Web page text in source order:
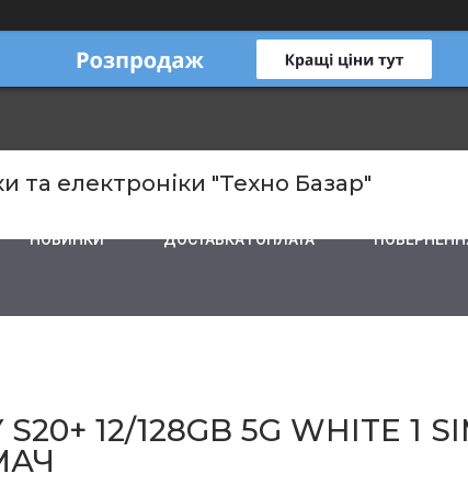
та електроніки "Техно Базар"
НОВИНКИ ДОСТАВКА І ОПЛАТА
12/128GB 5G WHITE 1